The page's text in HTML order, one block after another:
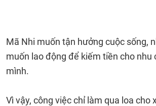
Mã Nhi muốn tận hưởng cuộc sống,
muốn lao động để kiếm tiền cho nhu
mình.
Vì vậy, công việc chỉ làm qua loa cho